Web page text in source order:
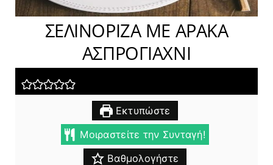
ΣΕΛΙΝΟΡΙΖΑ ΜΕ ΑΡΑΚΑ
ΑΣΠΡΟΓΙΑΧΝΙ
Εκτυπώστε
Μοιραστείτε την Συνταγή!
Βαθμολογήστε